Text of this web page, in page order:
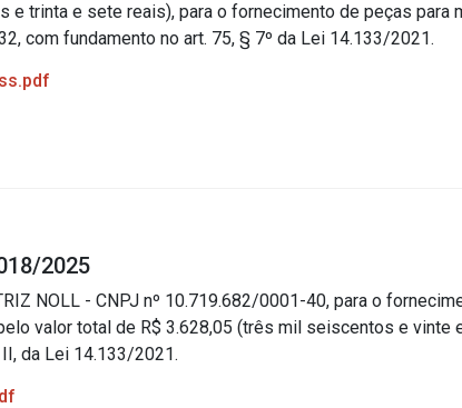
e trinta e sete reais), para o fornecimento de peças para
com fundamento no art. 75, § 7º da Lei 14.133/2021.
2025
NOLL - CNPJ nº 10.719.682/0001-40, para o
valor total de R$ 3.628,05 (três mil seiscentos e vinte
da Lei 14.133/2021.